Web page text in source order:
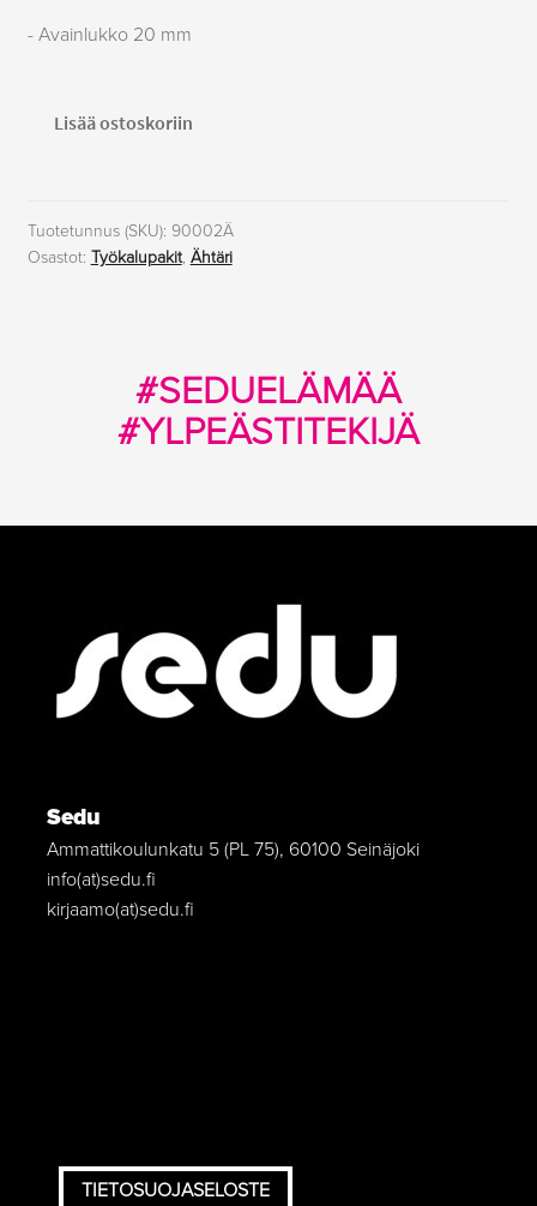
- Avainlukko 20 mm
Lisää ostoskoriin
Tuotetunnus (SKU): 90002Ä
Osastot: Työkalupakit, Ähtäri
#SEDUELÄMÄÄ
#YLPEÄSTITEKIJÄ
Sedu
Ammattikoulunkatu 5 (PL 75), 60100 Seinäjoki
info(at)sedu.fi
kirjaamo(at)sedu.fi
TIETOSUOJASELOSTE